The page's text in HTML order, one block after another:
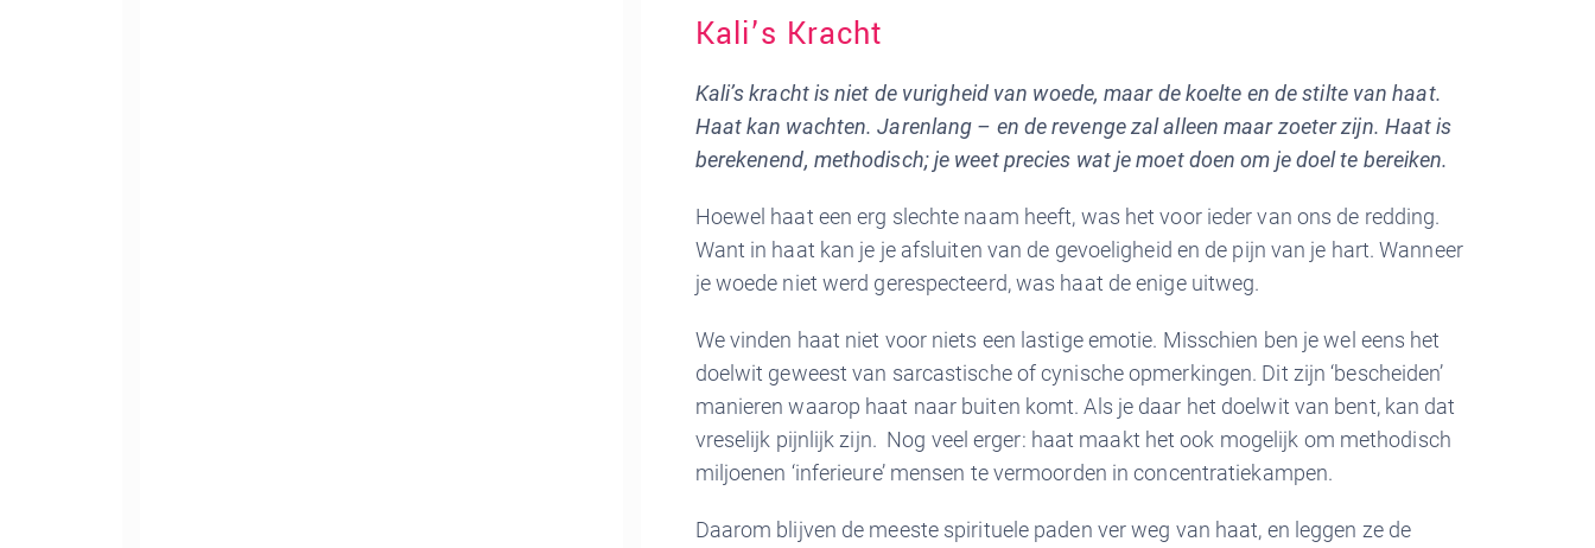
Kali’s Kracht
Kali’s kracht is niet de vurigheid van woede, maar de koelte en de stilte van haat.
Haat kan wachten. Jarenlang – en de revenge zal alleen maar zoeter zijn. Haat is
berekenend, methodisch; je weet precies wat je moet doen om je doel te bereiken.
Hoewel haat een erg slechte naam heeft, was het voor ieder van ons de redding.
Want in haat kan je je afsluiten van de gevoeligheid en de pijn van je hart. Wanneer
je woede niet werd gerespecteerd, was haat de enige uitweg.
We vinden haat niet voor niets een lastige emotie. Misschien ben je wel eens het
doelwit geweest van sarcastische of cynische opmerkingen. Dit zijn ‘bescheiden’
manieren waarop haat naar buiten komt. Als je daar het doelwit van bent, kan dat
vreselijk pijnlijk zijn. Nog veel erger: haat maakt het ook mogelijk om methodisch
miljoenen ‘inferieure’ mensen te vermoorden in concentratiekampen.
Daarom blijven de meeste spirituele paden ver weg van haat, en leggen ze de